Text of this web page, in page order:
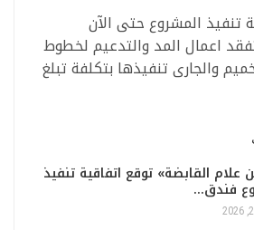
تنفيذ المشروع حتى الآن
تفقد اعمال المد والتدعيم لخطوط
والجارى تنفيذها بتكلفة تبلغ
القابضة» توقع اتفاقية تنفيذ
فندق…